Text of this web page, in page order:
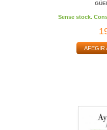
Sense stock.
AFEGIR